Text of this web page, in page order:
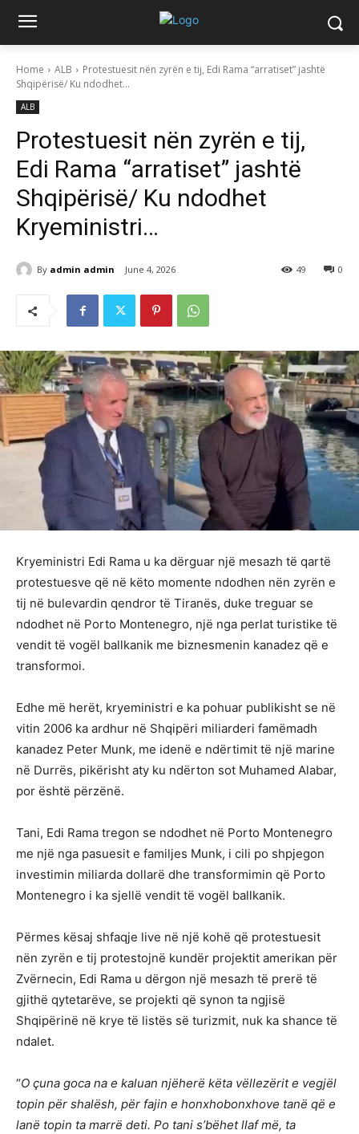
Home ALB
Protestuesit nën zyrën e tij, Edi Rama “arratiset” jashtë
Shqipërisë/ Ku ndodhet...
ALB
Protestuesit nën zyrën e tij,
Edi Rama “arratiset” jashtë
Shqipërisë/ Ku ndodhet
Kryeministri…
By admin admin June 4, 2026 0
49
Kryeministri Edi Rama u ka dërguar një mesazh të qartë
protestuesve që në këto momente ndodhen nën zyrën e
tij në bulevardin qendror të Tiranës, duke treguar se
ndodhet në Porto Montenegro, një nga perlat turistike të
vendit të vogël ballkanik me biznesmenin kanadez që e
transformoi.
Edhe më herët, kryeministri e ka pohuar publikisht se në
vitin 2006 ka ardhur në Shqipëri miliarderi famëmadh
kanadez Peter Munk, me idenë e ndërtimit të një marine
në Durrës, pikërisht aty ku ndërton sot Muhamed Alabar,
por është përzënë.
Tani, Edi Rama tregon se ndodhet në Porto Montenegro
me një nga pasuesit e familjes Munk, i cili po shpjegon
investimin miliarda dollarë dhe transformimin që Porto
Montenegro i ka sjellë vendit të vogël ballkanik.
Përmes kësaj shfaqje live në një kohë që protestuesit
nën zyrën e tij protestojnë kundër projektit amerikan për
Zvërnecin, Edi Rama u dërgon një mesazh të prerë të
gjithë qytetarëve, se projekti që synon ta ngjisë
Shqipërinë në krye të listës së turizmit, nuk ka shance të
ndalet.
“O çuna goca na e kaluan njëherë këta vëllezërit e vegjël
topin për shalësh, për fajin e honxhobonxhove tanë që e
lanë topin ta marrë deti. Po tani s’bëhet llaf më, ta